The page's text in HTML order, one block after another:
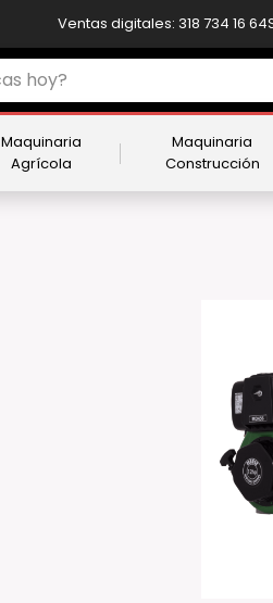
Ventas digitales: 318 734 16 64
Maquinaria
Agrícola
Maquinaria
Construcción